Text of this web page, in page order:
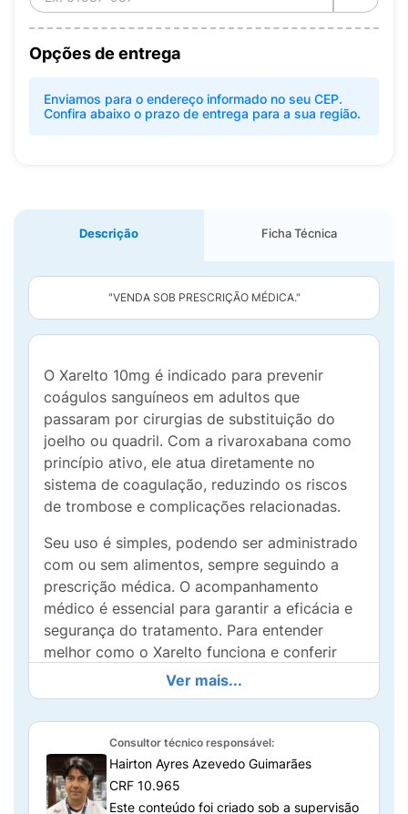
Opções de entrega
Enviamos para o endereço informado no seu CEP.
Confira abaixo o prazo de entrega para a sua região.
Descrição Ficha Técnica
"VENDA SOB PRESCRIÇÃO MÉDICA."
O Xarelto 10mg é indicado para prevenir
coágulos sanguíneos em adultos que
passaram por cirurgias de substituição do
joelho ou quadril. Com a rivaroxabana como
princípio ativo, ele atua diretamente no
sistema de coagulação, reduzindo os riscos
de trombose e complicações relacionadas.
Seu uso é simples, podendo ser administrado
com ou sem alimentos, sempre seguindo a
prescrição médica. O acompanhamento
médico é essencial para garantir a eficácia e
segurança do tratamento. Para entender
melhor como o Xarelto funciona e conferir
dicas sobre seu uso, continue lendo:
O Xarelto 10mg é indicado para pacientes
adultos que passaram por cirurgias de
substituição do joelho ou quadril, ajudando a
prevenir a formação de coágulos sanguíneos
Ver mais...
Consultor técnico responsável:
Hairton Ayres Azevedo Guimarães
CRF 10.965
Este conteúdo foi criado sob a supervisão